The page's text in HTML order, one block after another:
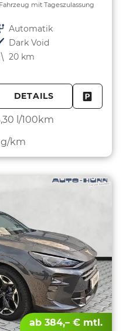
Fahrzeug mit Tageszulassung
Getriebe Automatik
Außenfarbe Dark Void
Kilometerstand 20 km
DETAILS
l/100km
g/km
ab 384,– € mtl.